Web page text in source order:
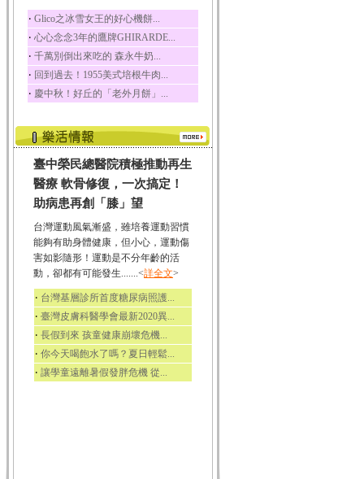
五味子
五味子性質溫熱所含營
養成分有揮發油、檸...
草魚
草魚含有維生素A、維生
素C、及豐富的蛋白...
‧ Glico之冰雪女王的好心機餅...
‧ 心心念念3年的鷹牌GHIRARDE...
‧ 千萬別倒出來吃的 森永牛奶...
‧ 回到過去！1955美式培根牛肉...
‧ 慶中秋！好丘的「老外月餅」...
臺中榮民總醫院積極推動再生
醫療 軟骨修復，一次搞定！
助病患再創「膝」望
台灣運動風氣漸盛，雖培養運動習慣
能夠有助身體健康，但小心，運動傷
害如影隨形！運動是不分年齡的活
動，卻都有可能發生.......<詳全文>
‧ 台灣基層診所首度糖尿病照護...
‧ 臺灣皮膚科醫學會最新2020異...
‧ 長假到來 孩童健康崩壞危機...
‧ 你今天喝飽水了嗎？夏日輕鬆...
‧ 讓學童遠離暑假發胖危機 從...